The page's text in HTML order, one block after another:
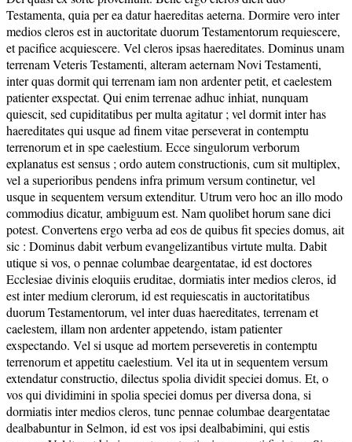
Testamenta, quia per ea datur haereditas aeterna. Dormire vero inter
medios cleros est in auctoritate duorum Testamentorum requiescere,
et pacifice acquiescere. Vel cleros ipsas haereditates. Dominus unam
terrenam Veteris Testamenti, alteram aeternam Novi Testamenti,
inter quas dormit qui terrenam iam non ardenter petit, et caelestem
patienter exspectat. Qui enim terrenae adhuc inhiat, nunquam
quiescit, sed cupiditatibus per multa agitatur ; vel dormit inter has
haereditates qui usque ad finem vitae perseverat in contemptu
terrenorum et in spe caelestium. Ecce singulorum verborum
explanatus est sensus ; ordo autem constructionis, cum sit multiplex,
vel a superioribus pendens infra primum versum continetur, vel
usque in sequentem versum extenditur. Utrum vero hoc an illo modo
commodius dicatur, ambiguum est. Nam quolibet horum sane dici
potest. Convertens ergo verba ad eos de quibus fit species domus, ait
sic : Dominus dabit verbum evangelizantibus virtute multa. Dabit
utique si vos, o pennae columbae deargentatae, id est doctores
Ecclesiae divinis eloquiis eruditae, dormiatis inter medios cleros, id
est inter medium clerorum, id est requiescatis in auctoritatibus
duorum Testamentorum, vel inter duas haereditates, terrenam et
caelestem, illam non ardenter appetendo, istam patienter
exspectando. Vel si usque ad mortem perseveretis in contemptu
terrenorum et appetitu caelestium. Vel ita ut in sequentem versum
extendatur constructio, dilectus spolia dividit speciei domus. Et, o
vos qui dividimini in spolia speciei domus per diversa dona, si
dormiatis inter medios cleros, tunc pennae columbae deargentatae
dealbabuntur in Selmon, id est vos ipsi dealbabimini, qui estis